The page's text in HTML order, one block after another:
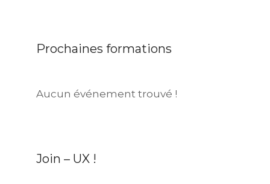
Prochaines formations
Aucun événement trouvé !
Join – UX !